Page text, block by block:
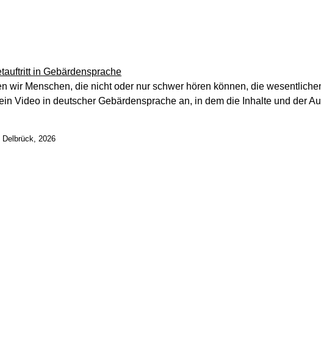
in Gebärdensprache
wir Menschen, die nicht oder nur schwer hören können, die
Video in deutscher Gebärdensprache an, in dem die Inhalte und der
2026